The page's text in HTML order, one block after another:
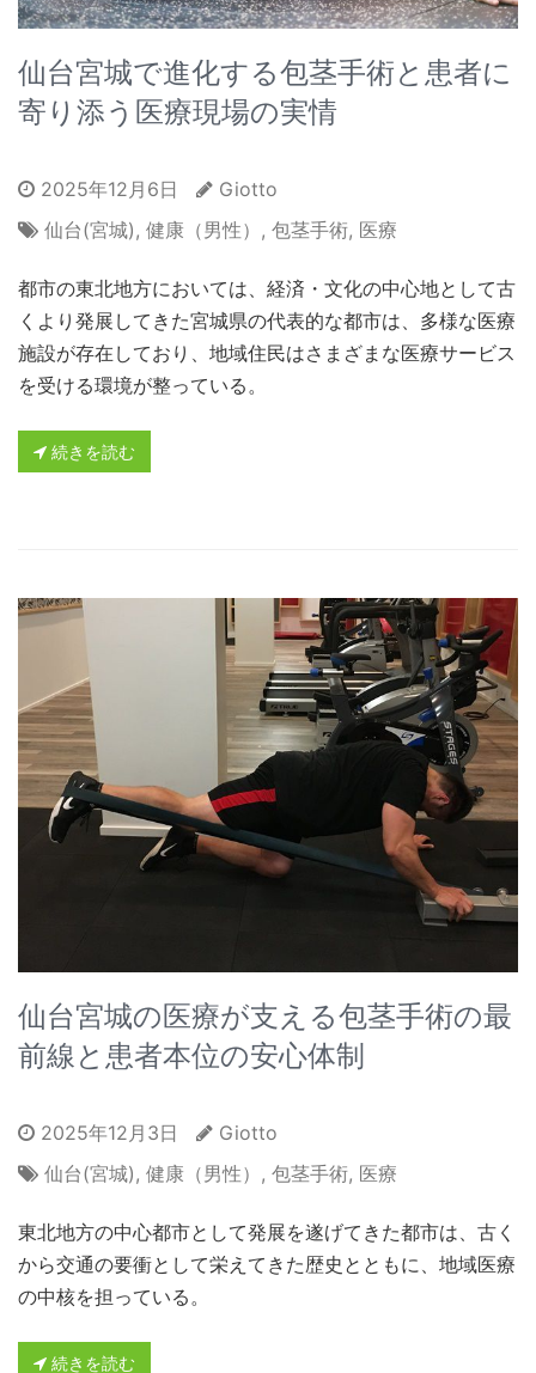
仙台宮城で進化する包茎手術と患者に
寄り添う医療現場の実情
2025年12月6日
Giotto
仙台(宮城) , 健康（男性） , 包茎手術, 医療
都市の東北地方においては、経済・文化の中心地として古
くより発展してきた宮城県の代表的な都市は、多様な医療
施設が存在しており、地域住民はさまざまな医療サービス
を受ける環境が整っている。
続きを読む
仙台宮城の医療が支える包茎手術の最
前線と患者本位の安心体制
2025年12月3日
Giotto
仙台(宮城), 健康（男性） , 包茎手術, 医療
東北地方の中心都市として発展を遂げてきた都市は、古く
から交通の要衝として栄えてきた歴史とともに、地域医療
の中核を担っている。
続きを読む